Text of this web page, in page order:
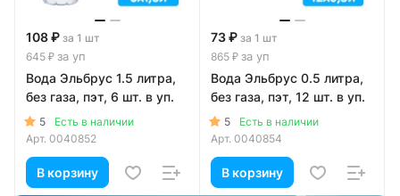
108 ₽ за 1 шт
645 ₽ за уп
Вода Эльбрус 1.5 литра,
без газа, пэт, 6 шт. в уп.
5
Есть в наличии
Арт. 0040852
В корзину
73 ₽ за 1 шт
865 ₽ за уп
Вода Эльбрус 0.5 литра,
без газа, пэт, 12 шт. в уп.
5
Есть в наличии
Арт. 0040854
В корзину